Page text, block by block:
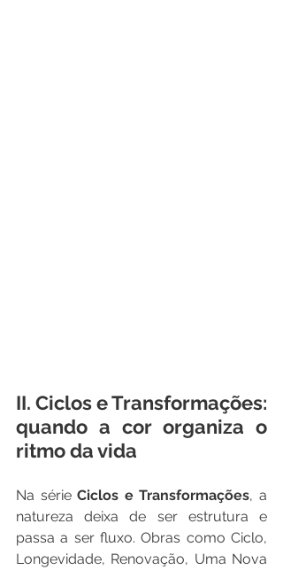
II. Ciclos e Transformações:
quando a cor organiza o
ritmo da vida
Na série Ciclos e Transformações, a
natureza deixa de ser estrutura e
passa a ser fluxo. Obras como Ciclo,
Longevidade, Renovação, Uma Nova